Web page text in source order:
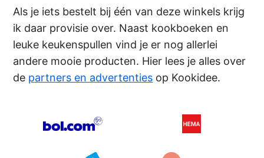
Als je iets bestelt bij één van deze winkels krijg
ik daar provisie over. Naast kookboeken en
leuke keukenspullen vind je er nog allerlei
andere mooie producten. Hier lees je alles over
de partners en advertenties op Kookidee.